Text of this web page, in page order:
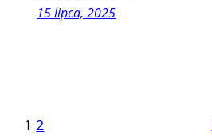
15 lipca, 2025
1 2